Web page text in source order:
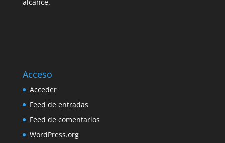
alcance.
Acceso
Acceder
Feed de entradas
Feed de comentarios
WordPress.org